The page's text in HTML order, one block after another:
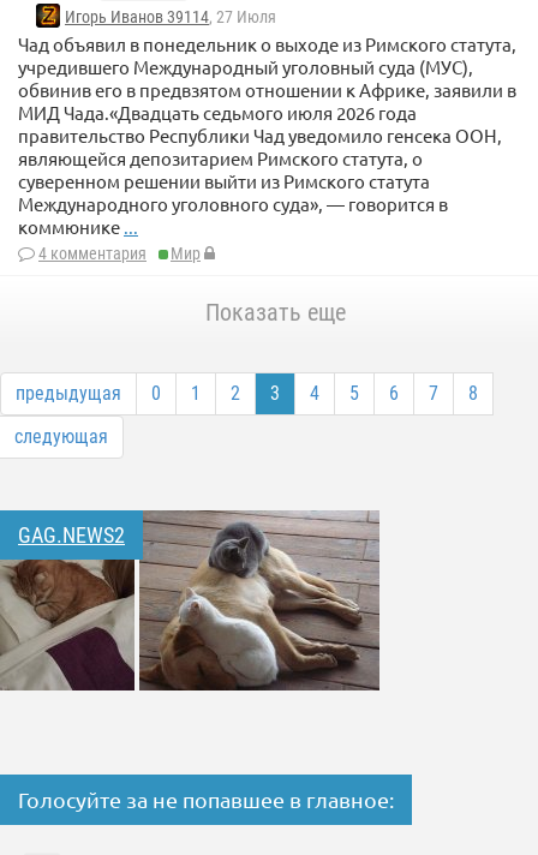
Игорь Иванов 39114, 27 Июля
Чад объявил в понедельник о выходе из Римского статута,
учредившего Международный уголовный суда (МУС),
обвинив его в предвзятом отношении к Африке, заявили в
МИД Чада.«Двадцать седьмого июля 2026 года
правительство Республики Чад уведомило генсека ООН,
являющейся депозитарием Римского статута, о
суверенном решении выйти из Римского статута
Международного уголовного суда», — говорится в
коммюнике ...
4 комментария Мир
Показать еще
предыдущая 0 1 2 3 4 5 6 7
8
следующая
GAG.NEWS2
Голосуйте за не попавшее в главное: